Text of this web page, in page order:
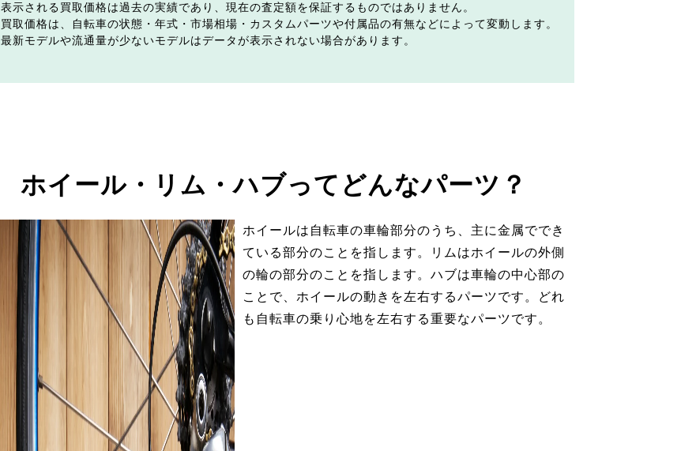
表示される買取価格は過去の実績であり、現在の査定額を保証するものではありません。
買取価格は、自転車の状態・年式・市場相場・カスタムパーツや付属品の有無などによって変動します。
最新モデルや流通量が少ないモデルはデータが表示されない場合があります。
ホイール・リム・ハブってどんなパーツ？
ホイールは自転車の車輪部分のうち、主に金属ででき
ている部分のことを指します。リムはホイールの外側
の輪の部分のことを指します。ハブは車輪の中心部の
ことで、ホイールの動きを左右するパーツです。どれ
も自転車の乗り心地を左右する重要なパーツです。